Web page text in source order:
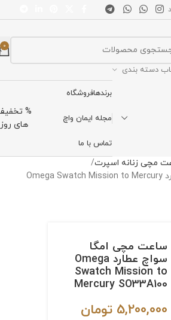
دسته بندی
0
برندهافروشگاه
مجله ایمان واچ
تماس با ما
%
های روز
مچی زنانه اسپرت
ساعت مچی امگا سواچ عطارد Omega Swatch Mission to Mercury
کنید
ساعت مچی امگا
سواچ عطارد Omega
Swatch Mission to
Mercury SO33A100
5,200,000 تومان